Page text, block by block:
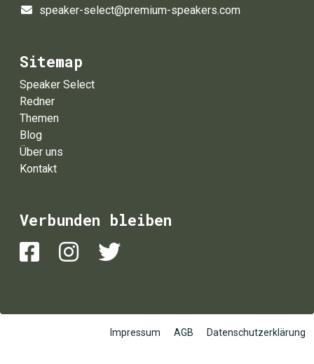
speaker-select@premium-speakers.com
Sitemap
Speaker Select
Redner
Themen
Blog
Über uns
Kontakt
Verbunden bleiben
Impressum AGB Datenschutzerklärung